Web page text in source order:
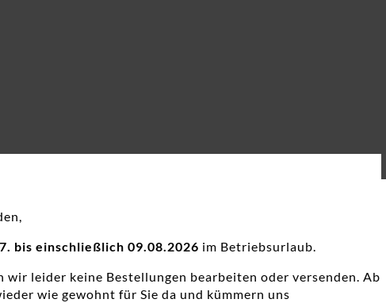
bis einschließlich 09.08.2026 im Betriebsurlaub.
wir leider keine Bestellungen bearbeiten oder versenden. Ab
wie gewohnt für Sie da und kümmern uns